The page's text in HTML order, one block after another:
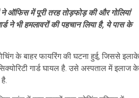
ऑफिस में पूरी तरह तोड़फोड़ की और गोलियां
ने भी हमलावरों की पहचान लिया है, ये पास के
के बाहर फायरिंग की घटना हुई, जिससे इलाके
गार्ड घायल है. उसे अस्पताल में इलाज के